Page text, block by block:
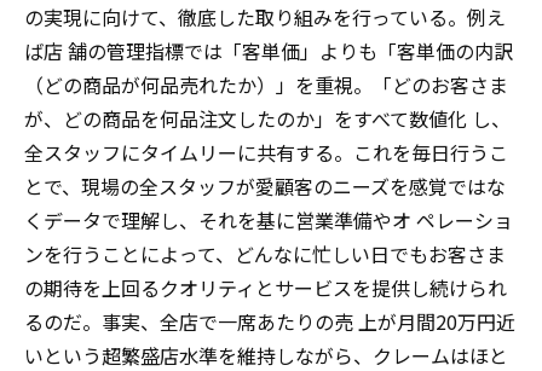
の実現に向けて、徹底した取り組みを行っている。例え
ば店 舗の管理指標では「客単価」よりも「客単価の内訳
（どの商品が何品売れたか）」を重視。「どのお客さま
が、どの商品を何品注文したのか」をすべて数値化 し、
全スタッフにタイムリーに共有する。これを毎日行うこ
とで、現場の全スタッフが愛顧客のニーズを感覚ではな
くデータで理解し、それを基に営業準備やオ ペレーショ
ンを行うことによって、どんなに忙しい日でもお客さま
の期待を上回るクオリティとサービスを提供し続けられ
るのだ。事実、全店で一席あたりの売 上が月間20万円近
いという超繁盛店水準を維持しながら、クレームはほと